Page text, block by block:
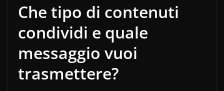
Che tipo di contenuti
condividi e quale
messaggio vuoi
trasmettere?